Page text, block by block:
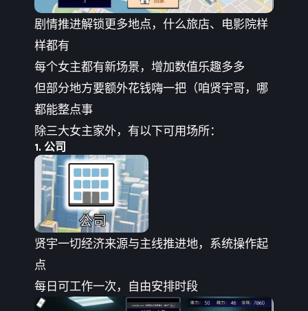
剧情推进解锁更多地点，什么旅店、电影院样
样都有
每个女主都有新场景，增加数值乐趣多多
但部分地方要额外花钱嗨一把（咱贤宇哥，哪
都能整点事
除三大女主家外，有以下可用场所：
1. 公司
贤宇一切经济来源与主线推进地，系统操作起
点
每日可工作一次，自由安排时段